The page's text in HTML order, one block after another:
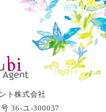
ト株式会社
36-ユ-300037